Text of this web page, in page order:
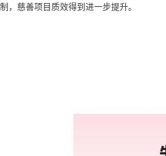
制，慈善项目质效得到进一步提升。